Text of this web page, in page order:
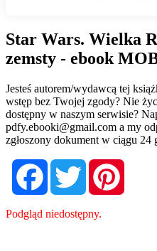
Star Wars. Wielka
zemsty - ebook
Jesteś autorem/wydawcą tej
wstęp bez Twojej zgody? Nie
dostępny w naszym serwisie?
pdfy.ebooki@gmail.com a my
zgłoszony dokument w ciągu 24
FacebookTwitter
Podgląd niedostępny.